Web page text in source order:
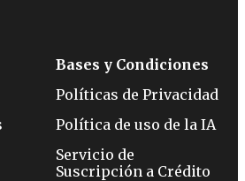
Bases y Condiciones
Políticas de Privacidad
Política de uso de la IA
Servicio de
Suscripción a Crédito